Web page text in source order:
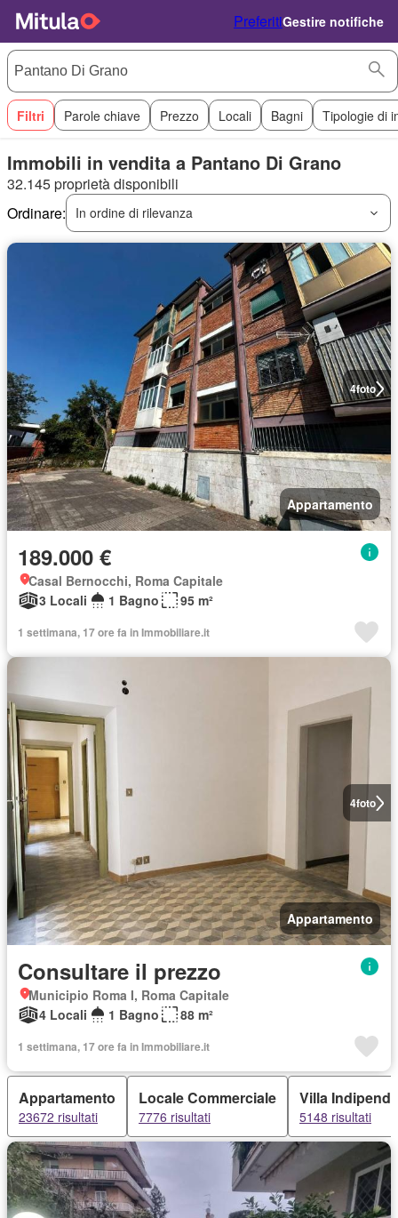
PreferitiGestire notifiche
Filtri Parole chiave Prezzo Locali Bagni Tipologie di
Immobili in vendita a Pantano Di Grano
32.145 proprietà disponibili
Ordinare:
In ordine di rilevanza
4foto
Appartamento
189.000 €
Casal Bernocchi, Roma Capitale
3 Locali
1 Bagno 95 m²
1 settimana, 17 ore fa in Immobiliare.it
4foto
Appartamento
Consultare il prezzo
Municipio Roma I, Roma Capitale
4 Locali
1 Bagno 88 m²
1 settimana, 17 ore fa in Immobiliare.it
Appartamento
23672 risultati
Locale Commerciale
7776 risultati
Villa
5148 risultati